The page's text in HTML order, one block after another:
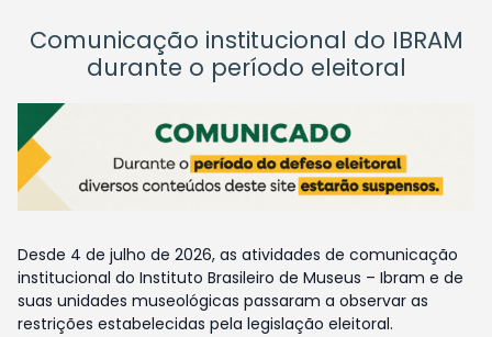
Comunicação institucional do IBRAM
durante o período eleitoral
Desde 4 de julho de 2026, as atividades de comunicação
institucional do Instituto Brasileiro de Museus – Ibram e de
suas unidades museológicas passaram a observar as
restrições estabelecidas pela legislação eleitoral.